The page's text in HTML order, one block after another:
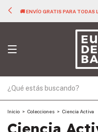
🚚 ENVÍO GRATIS PARA
Inicio > Colecciones > Ciencia Activa